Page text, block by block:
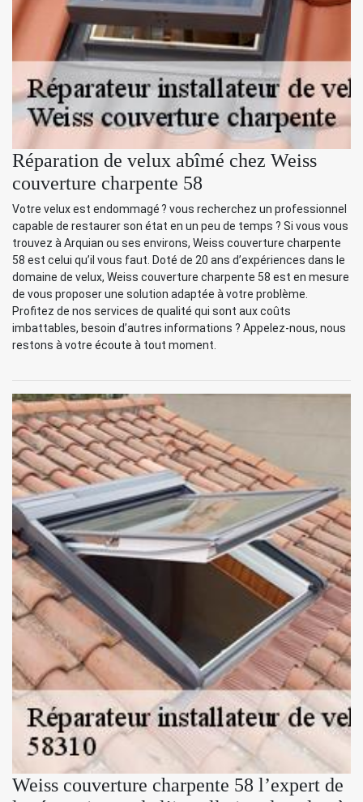
Réparation de velux abîmé chez Weiss
couverture charpente 58
Votre velux est endommagé ? vous recherchez un professionnel
capable de restaurer son état en un peu de temps ? Si vous vous
trouvez à Arquian ou ses environs, Weiss couverture charpente
58 est celui qu’il vous faut. Doté de 20 ans d’expériences dans le
domaine de velux, Weiss couverture charpente 58 est en mesure
de vous proposer une solution adaptée à votre problème.
Profitez de nos services de qualité qui sont aux coûts
imbattables, besoin d’autres informations ? Appelez-nous, nous
restons à votre écoute à tout moment.
Weiss couverture charpente 58 l’expert de